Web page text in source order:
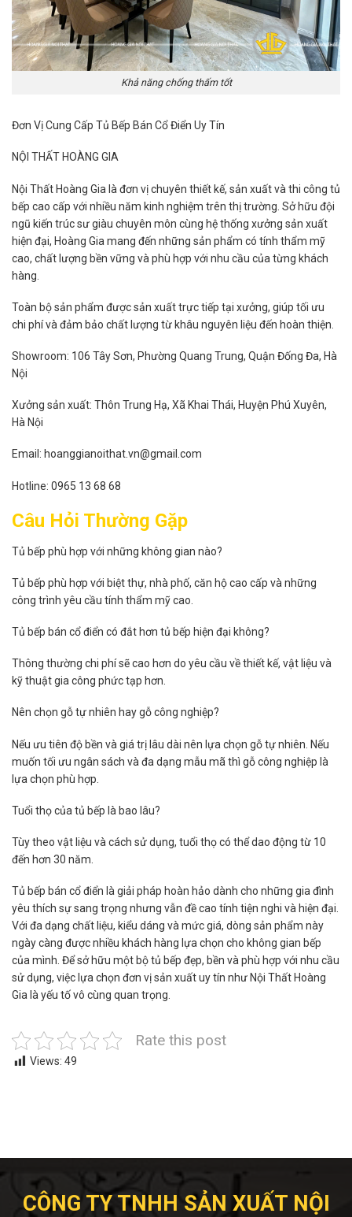
Khả năng chống thấm tốt
Đơn Vị Cung Cấp Tủ Bếp Bán Cổ Điển Uy Tín
NỘI THẤT HOÀNG GIA
Nội Thất Hoàng Gia là đơn vị chuyên thiết kế, sản xuất và thi công tủ
bếp cao cấp với nhiều năm kinh nghiệm trên thị trường. Sở hữu đội
ngũ kiến trúc sư giàu chuyên môn cùng hệ thống xưởng sản xuất
hiện đại, Hoàng Gia mang đến những sản phẩm có tính thẩm mỹ
cao, chất lượng bền vững và phù hợp với nhu cầu của từng khách
hàng.
Toàn bộ sản phẩm được sản xuất trực tiếp tại xưởng, giúp tối ưu
chi phí và đảm bảo chất lượng từ khâu nguyên liệu đến hoàn thiện.
Showroom: 106 Tây Sơn, Phường Quang Trung, Quận Đống Đa, Hà
Nội
Xưởng sản xuất: Thôn Trung Hạ, Xã Khai Thái, Huyện Phú Xuyên,
Hà Nội
Email: hoanggianoithat.vn@gmail.com
Hotline: 0965 13 68 68
Câu Hỏi Thường Gặp
Tủ bếp phù hợp với những không gian nào?
Tủ bếp phù hợp với biệt thự, nhà phố, căn hộ cao cấp và những
công trình yêu cầu tính thẩm mỹ cao.
Tủ bếp bán cổ điển có đắt hơn tủ bếp hiện đại không?
Thông thường chi phí sẽ cao hơn do yêu cầu về thiết kế, vật liệu và
kỹ thuật gia công phức tạp hơn.
Nên chọn gỗ tự nhiên hay gỗ công nghiệp?
Nếu ưu tiên độ bền và giá trị lâu dài nên lựa chọn gỗ tự nhiên. Nếu
muốn tối ưu ngân sách và đa dạng mẫu mã thì gỗ công nghiệp là
lựa chọn phù hợp.
Tuổi thọ của tủ bếp là bao lâu?
Tùy theo vật liệu và cách sử dụng, tuổi thọ có thể dao động từ 10
đến hơn 30 năm.
Tủ bếp bán cổ điển là giải pháp hoàn hảo dành cho những gia đình
yêu thích sự sang trọng nhưng vẫn đề cao tính tiện nghi và hiện đại.
Với đa dạng chất liệu, kiểu dáng và mức giá, dòng sản phẩm này
ngày càng được nhiều khách hàng lựa chọn cho không gian bếp
của mình. Để sở hữu một bộ tủ bếp đẹp, bền và phù hợp với nhu cầu
sử dụng, việc lựa chọn đơn vị sản xuất uy tín như Nội Thất Hoàng
Gia là yếu tố vô cùng quan trọng.
Rate this post
Views: 49
CÔNG TY TNHH SẢN XUẤT NỘI